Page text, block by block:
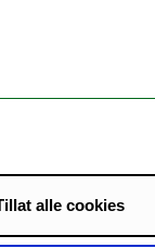
alle cookies